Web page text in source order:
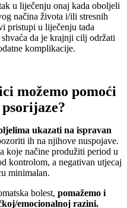
u liječenju onaj kada oboljeli
načina života i/ili stresnih
pristupi u liječenju tada
da je krajnji cilj održati
komplikacije.
možemo pomoći
ukazati na ispravan
ih na njihove nuspojave.
koje načine produžiti period u
kontrolom, a negativan utjecaj
minimalan.
bolest, pomažemo i
emocionalnoj razini.